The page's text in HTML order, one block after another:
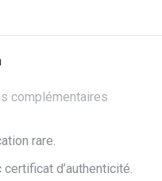
complémentaires
rare.
d’authenticité.